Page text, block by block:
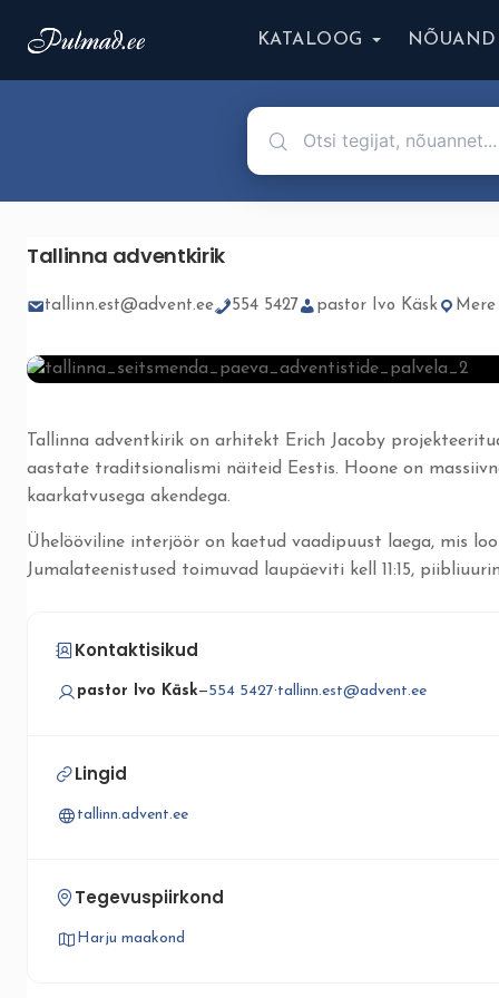
KATALOOG
Tallinna adventkirik
tallinn.est@advent.ee 554 5427 pastor Ivo Käsk Mere
Tallinna adventkirik on arhitekt Erich Jacoby
aastate traditsionalismi näiteid Eestis. Hoone on
kaarkatvusega akendega.
Ühelööviline interjöör on kaetud vaadipuust laega, mis
Jumalateenistused toimuvad laupäeviti kell 11:15,
Kontaktisikud
pastor Ivo Käsk—554 5427·tallinn.est@advent.ee
Lingid
tallinn.advent.ee
Tegevuspiirkond
Harju maakond